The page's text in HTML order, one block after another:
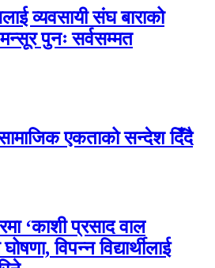
व्यवसायी संघ बाराको
पुनः सर्वसम्मत
सामाजिक एकताको सन्देश दिँदै
‘काशी प्रसाद वाल
विपन्न विद्यार्थीलाई